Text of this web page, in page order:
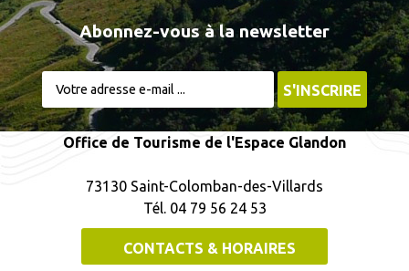
Abonnez-vous à la newsletter
Office de Tourisme de l'Espace Glandon
73130 Saint-Colomban-des-Villards
Tél. 04 79 56 24 53
CONTACTS & HORAIRES